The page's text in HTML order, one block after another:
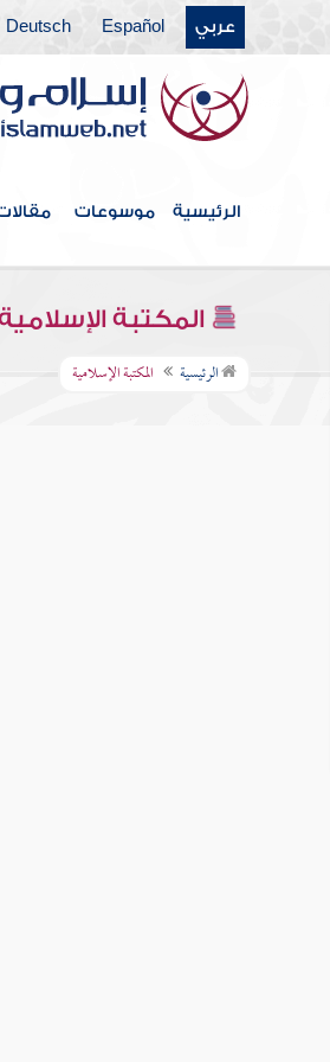
عربي Español
Deutsch
الرئيسية موسوعات
المكتبة
الرئيسية المكتبة الإسلامية